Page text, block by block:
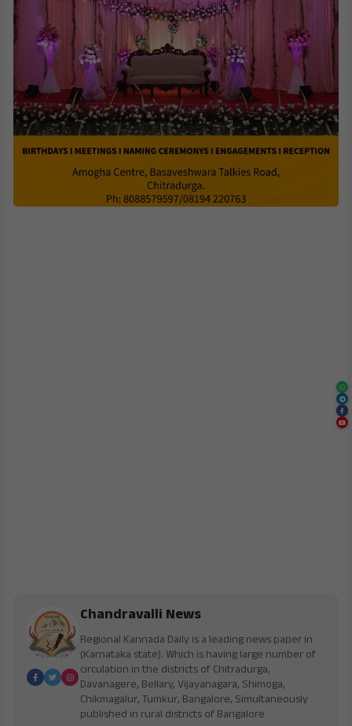
Chandravalli News
Regional Kannada Daily is a leading news paper in
(Karnataka state). Which is having large number of
circulation in the districts of Chitradurga,
Davanagere, Bellary, Vijayanagara, Shimoga,
Chikmagalur, Tumkur, Bangalore, Simultaneously
published in rural districts of Bangalore